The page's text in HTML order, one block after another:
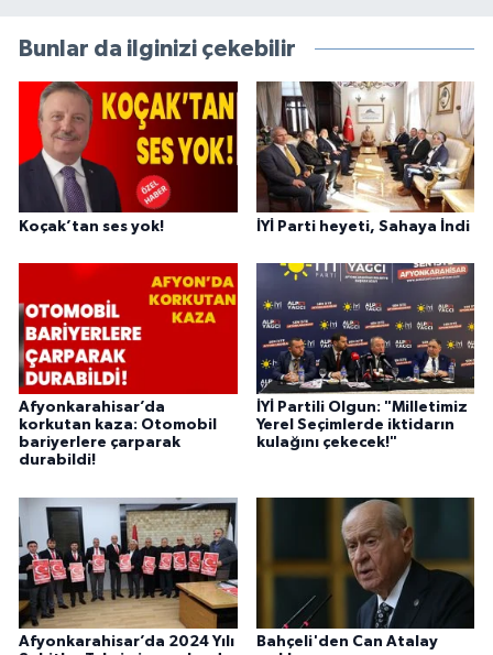
Bunlar da ilginizi çekebilir
Koçak’tan ses yok! İYİ Parti heyeti, Sahaya İndi
Afyonkarahisar’da
korkutan kaza: Otomobil
bariyerlere çarparak
durabildi!
İYİ Partili Olgun: "Milletimiz
Yerel Seçimlerde iktidarın
kulağını çekecek!"
Afyonkarahisar’da 2024 Yılı
Bahçeli'den Can Atalay